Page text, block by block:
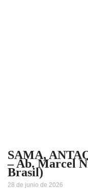
SAMA,
– Ab. Marcel
Brasil)
28 de junio de 2026